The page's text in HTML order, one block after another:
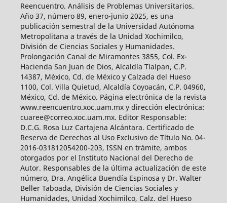
Reencuentro. Análisis de Problemas Universitarios.
Año 37, número 89, enero-junio 2025, es una
publicación semestral de la Universidad Autónoma
Metropolitana a través de la Unidad Xochimilco,
División de Ciencias Sociales y Humanidades.
Prolongación Canal de Miramontes 3855, Col. Ex-
Hacienda San Juan de Dios, Alcaldía Tlalpan, C.P.
14387, México, Cd. de México y Calzada del Hueso
1100, Col. Villa Quietud, Alcaldía Coyoacán, C.P. 04960,
México, Cd. de México. Página electrónica de la revista
www.reencuentro.xoc.uam.mx y dirección electrónica:
cuaree@correo.xoc.uam.mx. Editor Responsable:
D.C.G. Rosa Luz Cartajena Alcántara. Certificado de
Reserva de Derechos al Uso Exclusivo de Título No. 04-
2016-031812054200-203, ISSN en trámite, ambos
otorgados por el Instituto Nacional del Derecho de
Autor. Responsables de la última actualización de este
número, Dra. Angélica Buendía Espinosa y Dr. Walter
Beller Taboada, División de Ciencias Sociales y
Humanidades, Unidad Xochimilco, Calz. del Hueso